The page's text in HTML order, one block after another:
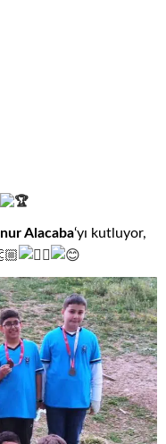
Alacaba‘yı kutluyor,